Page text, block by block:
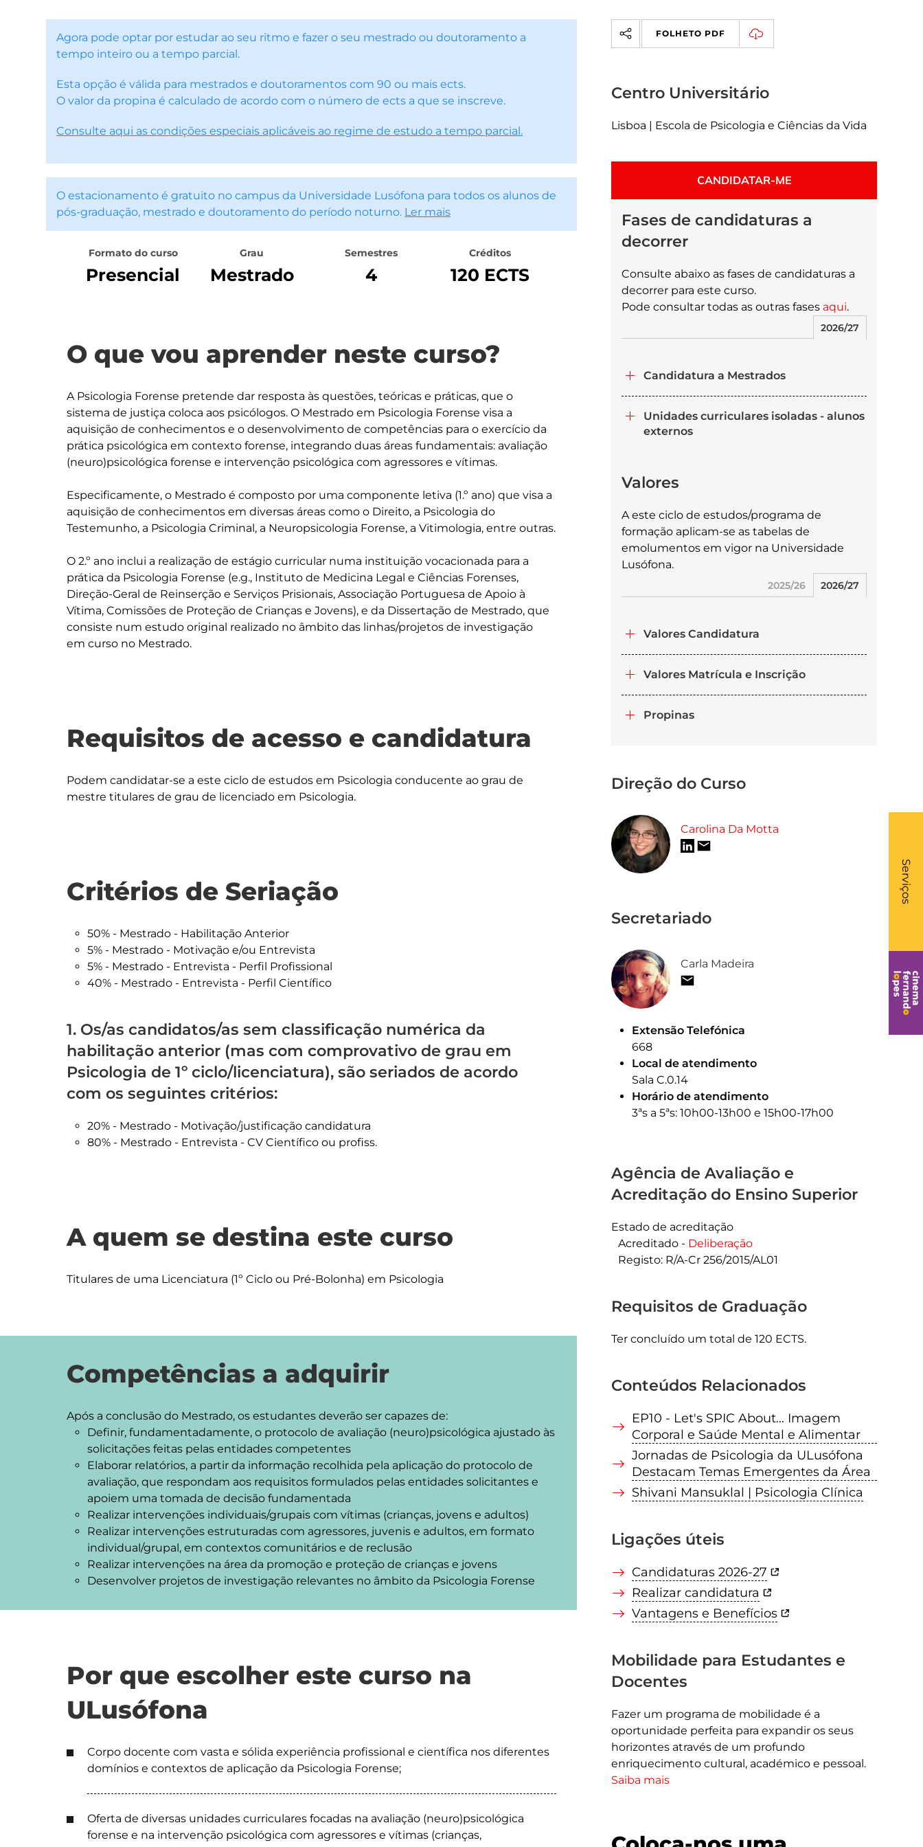
Serviços
-
Agora pode optar por estudar ao seu ritmo e fazer o seu mestrado ou doutoramento a
tempo inteiro ou a tempo parcial.
Esta opção é válida para mestrados e doutoramentos com 90 ou mais ects.
O valor da propina é calculado de acordo com o número de ects a que se inscreve.
Consulte aqui as condições especiais aplicáveis ao regime de estudo a tempo parcial.
O estacionamento é gratuito no campus da Universidade Lusófona para todos os alunos de
pós-graduação, mestrado e doutoramento do período noturno. Ler mais
Formato do curso
Presencial
Grau
Mestrado
Semestres
4
Créditos
120 ECTS
O que vou aprender neste curso?
A Psicologia Forense pretende dar resposta às questões, teóricas e práticas, que o
sistema de justiça coloca aos psicólogos. O Mestrado em Psicologia Forense visa a
aquisição de conhecimentos e o desenvolvimento de competências para o exercício da
prática psicológica em contexto forense, integrando duas áreas fundamentais: avaliação
(neuro)psicológica forense e intervenção psicológica com agressores e vítimas.
Especificamente, o Mestrado é composto por uma componente letiva (1.º ano) que visa a
aquisição de conhecimentos em diversas áreas como o Direito, a Psicologia do
Testemunho, a Psicologia Criminal, a Neuropsicologia Forense, a Vitimologia, entre outras.
O 2.º ano inclui a realização de estágio curricular numa instituição vocacionada para a
prática da Psicologia Forense (e.g., Instituto de Medicina Legal e Ciências Forenses,
Direção-Geral de Reinserção e Serviços Prisionais, Associação Portuguesa de Apoio à
Vítima, Comissões de Proteção de Crianças e Jovens), e da Dissertação de Mestrado, que
consiste num estudo original realizado no âmbito das linhas/projetos de investigação
em curso no Mestrado.
Requisitos de acesso e candidatura
Podem candidatar-se a este ciclo de estudos em Psicologia conducente ao grau de
mestre titulares de grau de licenciado em Psicologia.
Critérios de Seriação
50% - Mestrado - Habilitação Anterior
5% - Mestrado - Motivação e/ou Entrevista
5% - Mestrado - Entrevista - Perfil Profissional
40% - Mestrado - Entrevista - Perfil Científico
1. Os/as candidatos/as sem classificação numérica da
habilitação anterior (mas com comprovativo de grau em
Psicologia de 1º ciclo/licenciatura), são seriados de acordo
com os seguintes critérios:
20% - Mestrado - Motivação/justificação candidatura
80% - Mestrado - Entrevista - CV Científico ou profiss.
A quem se destina este curso
Titulares de uma Licenciatura (1º Ciclo ou Pré-Bolonha) em Psicologia
Competências a adquirir
Definir, fundamentadamente, o protocolo de avaliação (neuro)psicológica ajustado às
solicitações feitas pelas entidades competentes
Elaborar relatórios, a partir da informação recolhida pela aplicação do protocolo de
avaliação, que respondam aos requisitos formulados pelas entidades solicitantes e
apoiem uma tomada de decisão fundamentada
Realizar intervenções individuais/grupais com vítimas (crianças, jovens e adultos)
Realizar intervenções estruturadas com agressores, juvenis e adultos, em formato
individual/grupal, em contextos comunitários e de reclusão
Realizar intervenções na área da promoção e proteção de crianças e jovens
Desenvolver projetos de investigação relevantes no âmbito da Psicologia Forense
Por que escolher este curso na
ULusófona
Corpo docente com vasta e sólida experiência profissional e científica nos diferentes
domínios e contextos de aplicação da Psicologia Forense;
Oferta de diversas unidades curriculares focadas na avaliação (neuro)psicológica
forense e na intervenção psicológica com agressores e vítimas (crianças,
FOLHETO PDF
Centro Universitário
Lisboa | Escola de Psicologia e Ciências da Vida
CANDIDATAR-ME
Fases de candidaturas a
decorrer
Consulte abaixo as fases de candidaturas a
decorrer para este curso.
Pode consultar todas as outras fases aqui.
2026/27
Candidatura a Mestrados
Unidades curriculares isoladas - alunos
externos
Valores
A este ciclo de estudos/programa de
formação aplicam-se as tabelas de
emolumentos em vigor na Universidade
Lusófona.
2025/26 2026/27
Valores Candidatura
Valores Matrícula e Inscrição
Propinas
Direção do Curso
Carolina Da Motta
Secretariado
Carla Madeira
Extensão Telefónica
668
Local de atendimento
Sala C.0.14
Horário de atendimento
3ªs a 5ªs: 10h00-13h00 e 15h00-17h00
Agência de Avaliação e
Acreditação do Ensino Superior
Estado de acreditação
Acreditado - Deliberação
Registo: R/A-Cr 256/2015/AL01
Requisitos de Graduação
Ter concluído um total de 120 ECTS.
Conteúdos Relacionados
EP10 - Let's SPIC About... Imagem
Corporal e Saúde Mental e Alimentar
Jornadas de Psicologia da ULusófona
Destacam Temas Emergentes da Área
Shivani Mansuklal | Psicologia Clínica
Ligações úteis
Candidaturas 2026-27
Realizar candidatura
Vantagens e Benefícios
Mobilidade para Estudantes e
Docentes
Fazer um programa de mobilidade é a
oportunidade perfeita para expandir os seus
horizontes através de um profundo
enriquecimento cultural, académico e pessoal.
Saiba mais